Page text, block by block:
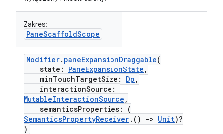
Zakres:
PaneScaffoldScope
Modifier. paneExpansionDraggable(
state: PaneExpansionState ,
minTouchTargetSize: Dp ,
interactionSource:
MutableInteractionSource ,
semanticsProperties: (
SemanticsPropertyReceiver.() -> Unit)?
)